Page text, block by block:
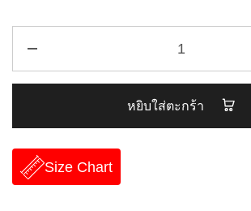
หยิบใส่ตะกร้า
Size Chart